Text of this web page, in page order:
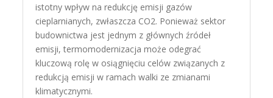
istotny wpływ na redukcję emisji gazów
cieplarnianych, zwłaszcza CO2. Ponieważ sektor
budownictwa jest jednym z głównych źródeł
emisji, termomodernizacja może odegrać
kluczową rolę w osiągnięciu celów związanych z
redukcją emisji w ramach walki ze zmianami
klimatycznymi.